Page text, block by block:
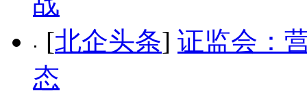
[北企头条] 证监会：
态